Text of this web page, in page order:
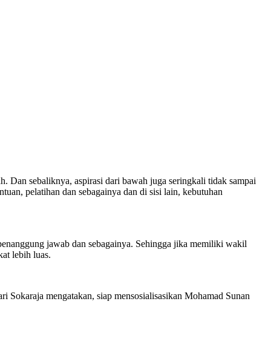
Dan sebaliknya, aspirasi dari bawah juga seringkali tidak sampai
pelatihan dan sebagainya dan di sisi lain, kebutuhan
jawab dan sebagainya. Sehingga jika memiliki wakil
lebih luas.
mengatakan, siap mensosialisasikan Mohamad Sunan